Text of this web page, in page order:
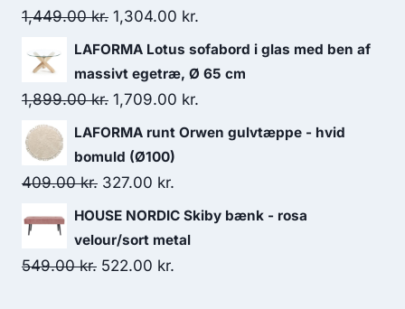
1,449.00kr. 1,304.00 kr.
LAFORMA Lotus sofabord i glas med ben af
massivt egetræ, Ø 65 cm
1,899.00kr. 1,709.00 kr.
LAFORMA runt Orwen gulvtæppe - hvid
bomuld (Ø100)
409.00kr. 327.00 kr.
HOUSE NORDIC Skiby bænk - rosa
velour/sort metal
549.00kr. 522.00 kr.